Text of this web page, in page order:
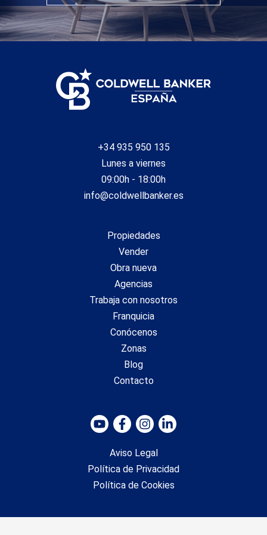
+34 935 950 135
Lunes a viernes
09:00h - 18:00h
info@coldwellbanker.es
Propiedades
Vender
Obra nueva
Agencias
Trabaja con nosotros
Franquicia
Conócenos
Zonas
Blog
Contacto
Aviso Legal
Política de Privacidad
Política de Cookies